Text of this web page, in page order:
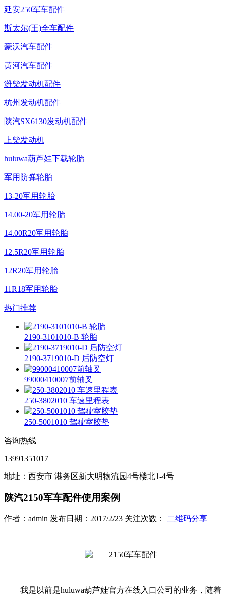
延安250军车配件
斯太尔(王)全车配件
豪沃汽车配件
黄河汽车配件
潍柴发动机配件
杭州发动机配件
陕汽SX6130发动机配件
上柴发动机
huluwa葫芦娃下载轮胎
军用防弹轮胎
13-20军用轮胎
14.00-20军用轮胎
14.00R20军用轮胎
12.5R20军用轮胎
12R20军用轮胎
11R18军用轮胎
热门推荐
2190-3101010-B 轮胎
2190-3719010-D 后防空灯
99000410007前轴叉
250-3802010 车速里程表
250-5001010 驾驶室胶垫
咨询热线
13991351017
地址：西安市 港务区新大明物流园4号楼北1-4号
陕汽2150军车配件使用案例
作者：admin 发布日期：2017/2/23 关注次数： 二维码分享
我是以前是huluwa葫芦娃官方在线入口公司的业务，随着